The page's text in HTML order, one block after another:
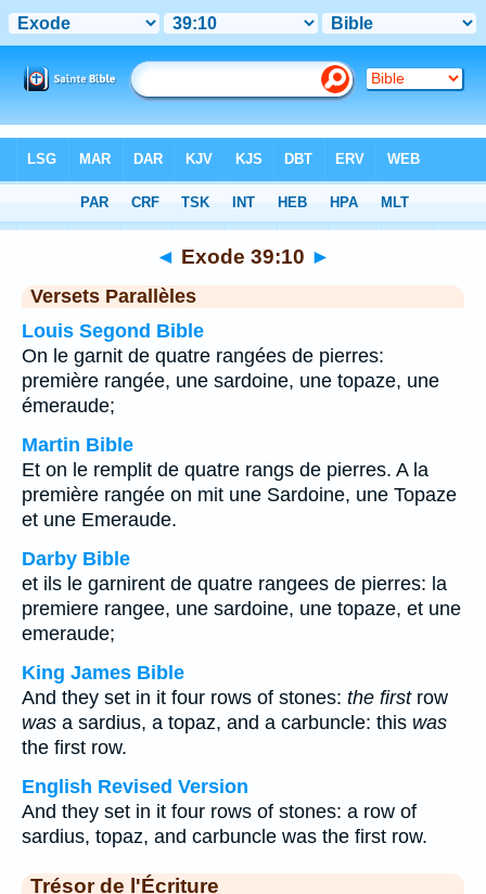
Chapitre 39> Verset 10
◄ Exode 39:10 ►
Versets Parallèles
Louis Segond Bible
On le garnit de quatre rangées de pierres:
première rangée, une sardoine, une topaze, une
émeraude;
Martin Bible
Et on le remplit de quatre rangs de pierres. A la
première rangée on mit une Sardoine, une Topaze
et une Emeraude.
Darby Bible
et ils le garnirent de quatre rangees de pierres: la
premiere rangee, une sardoine, une topaze, et une
emeraude;
King James Bible
And they set in it four rows of stones: the firstrow
was a sardius, a topaz, and a carbuncle: this was
the first row.
English Revised Version
And they set in it four rows of stones: a row of
sardius, topaz, and carbuncle was the first row.
Trésor de l'Écriture